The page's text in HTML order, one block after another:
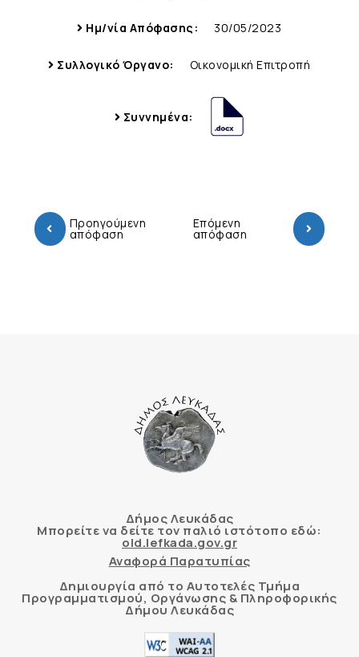
Ημ/νία Απόφασης: 30/05/2023
Συλλογικό Όργανο: Οικονομική Επιτροπή
Συννημένα:
Προηγούμενη
απόφαση
Επόμενη
απόφαση
Δήμος Λευκάδας
Μπορείτε να δείτε τον παλιό ιστότοπο εδώ:
old.lefkada.gov.gr
Αναφορά Παρατυπίας
Δημιουργία από το Αυτοτελές Τμήμα
Προγραμματισμού, Οργάνωσης & Πληροφορικής
Δήμου Λευκάδας